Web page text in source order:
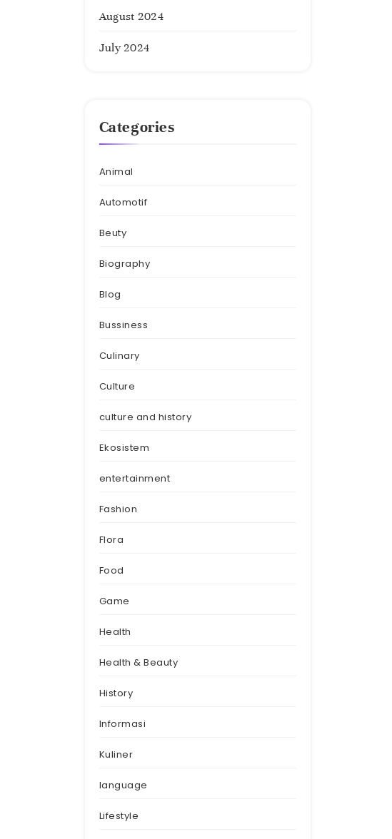
August 2024
July 2024
Categories
Animal
Automotif
Beuty
Biography
Blog
Bussiness
Culinary
Culture
culture and history
Ekosistem
entertainment
Fashion
Flora
Food
Game
Health
Health & Beauty
History
Informasi
Kuliner
language
Lifestyle